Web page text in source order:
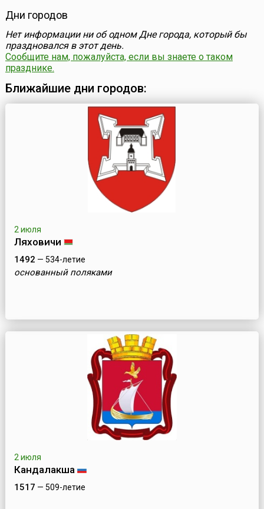
Дни городов
Нет информации ни об одном Дне города, который бы
праздновался в этот день.
Сообщите нам, пожалуйста, если вы знаете о таком
празднике.
Ближайшие дни городов:
2 июля
Ляховичи
1492 — 534-летие
основанный поляками
2 июля
Кандалакша
1517 — 509-летие